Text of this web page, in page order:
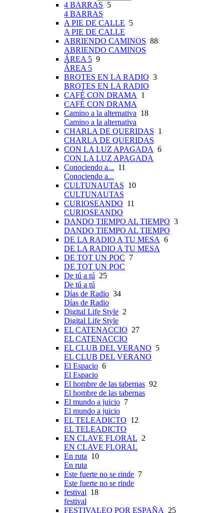
4 BARRAS 5
4 BARRAS
A PIE DE CALLE 5
A PIE DE CALLE
ABRIENDO CAMINOS 88
ABRIENDO CAMINOS
ÁREA 5 9
ÁREA 5
BROTES EN LA RADIO 3
BROTES EN LA RADIO
CAFÉ CON DRAMA
1
CAFÉ CON DRAMA
Camino a la alternativa 18
Camino a la alternativa
CHARLA DE QUERIDAS 1
CHARLA DE QUERIDAS
CON LA LUZ APAGADA 6
CON LA LUZ APAGADA
Conociendo a... 11
Conociendo a...
CULTUNAUTAS 10
CULTUNAUTAS
CURIOSEANDO 11
CURIOSEANDO
DANDO TIEMPO AL TIEMPO 3
DANDO TIEMPO AL TIEMPO
DE LA RADIO A TU MESA 6
DE LA RADIO A TU MESA
DE TOT UN POC 7
DE TOT UN POC
De tú a tú 25
De tú a tú
Días de Radio 34
Días de Radio
Digital Life Style 2
Digital Life Style
EL CATENACCIO 27
EL CATENACCIO
EL CLUB DEL VERANO 5
EL CLUB DEL VERANO
El Espacio 6
El Espacio
El hombre de las tabernas 92
El hombre de las tabernas
El mundo a juicio 7
El mundo a juicio
EL TELEADICTO 12
EL TELEADICTO
EN CLAVE FLORAL 2
EN CLAVE FLORAL
En ruta 10
En ruta
Este fuerte no se rinde 7
Este fuerte no se rinde
festival 18
festival
FESTIVALEO POR ESPAÑA
25